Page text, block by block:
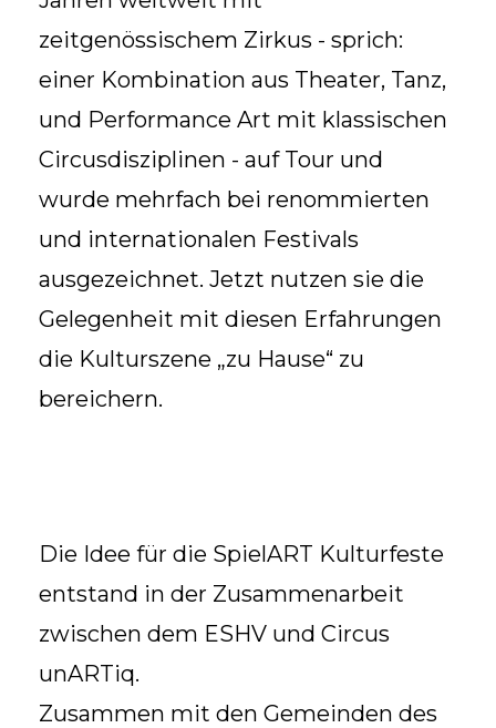
zeitgenössischem Zirkus - sprich:
einer Kombination aus Theater, Tanz,
und Performance Art mit klassischen
Circusdisziplinen - auf Tour und
wurde mehrfach bei renommierten
und internationalen Festivals
ausgezeichnet. Jetzt nutzen sie die
Gelegenheit mit diesen Erfahrungen
die Kulturszene „zu Hause“ zu
bereichern.
Die Idee für die SpielART Kulturfeste
entstand in der Zusammenarbeit
zwischen dem ESHV und Circus
unARTiq.
Zusammen mit den Gemeinden des